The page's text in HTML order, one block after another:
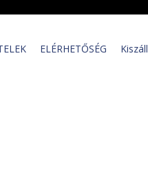
ELÉRHETŐSÉG